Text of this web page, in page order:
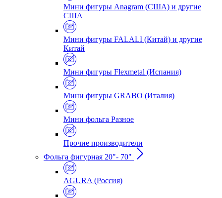
Мини фигуры Anagram (США) и другие
США
Мини фигуры FALALI (Китай) и другие
Китай
Мини фигуры Flexmetal (Испания)
Мини фигуры GRABO (Италия)
Мини фольга Разное
Прочие производители
Фольга фигурная 20"- 70"
AGURA (Россия)